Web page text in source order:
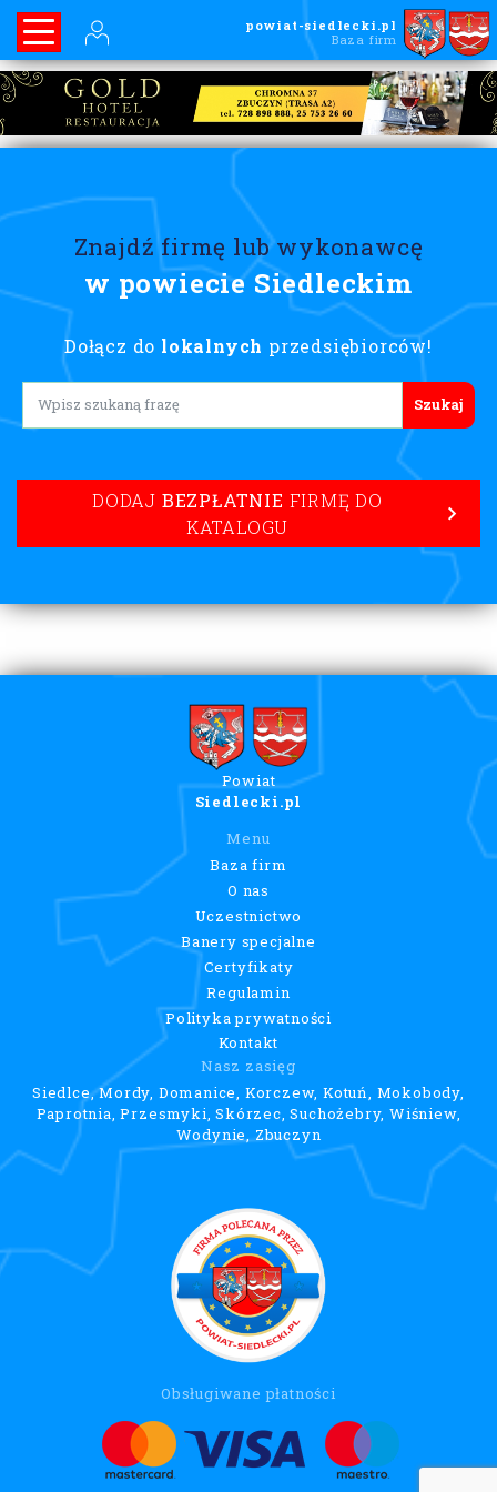
powiat-siedlecki.pl
Baza firm
Znajdź firmę lub wykonawcę
w powiecie Siedleckim
Dołącz do lokalnych przedsiębiorców!
Lorem ipsum
DODAJ BEZPŁATNIE FIRMĘ DO
KATALOGU
Powiat
Siedlecki.pl
Menu
Baza firm
O nas
Uczestnictwo
Banery specjalne
Certyfikaty
Regulamin
Polityka prywatności
Kontakt
Nasz zasięg
Siedlce, Mordy, Domanice, Korczew, Kotuń, Mokobody,
Paprotnia, Przesmyki, Skórzec, Suchożebry, Wiśniew,
Wodynie, Zbuczyn
Obsługiwane płatności